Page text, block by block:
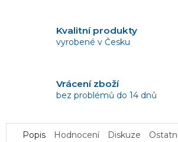
Kvalitní produkty
vyrobené v Česku
Vrácení zboží
bez problémů do 14 dnů
Popis Hodnocení Diskuze